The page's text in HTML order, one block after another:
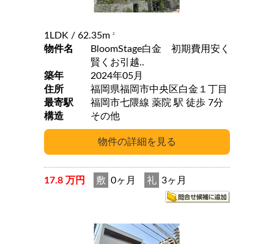
1LDK / 62.35m 2
物件名
BloomStage白金 初期費用安く
賢くお引越..
築年
2024年05月
住所
福岡県福岡市中央区白金１丁目
最寄駅
福岡市七隈線 薬院 駅 徒歩 7分
構造
その他
17.8 万円 敷 0ヶ月 礼 3ヶ月